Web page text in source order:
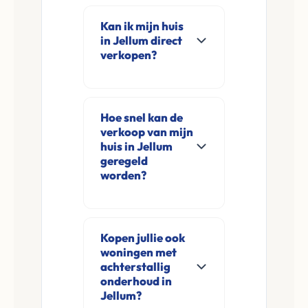
Kan ik mijn huis
in Jellum direct
verkopen?
direct aan in Jellum
en omgeving. U
verkoopt
rechtstreeks aan ons
en zonder
makelaarskosten.
Hoe snel kan de
verkoop van mijn
huis in Jellum
geregeld
worden?
aanvraag en
eventuele korte
opname al binnen 24
tot 48 uur een
Kopen jullie ook
woningen met
achterstallig
onderhoud in
Jellum?